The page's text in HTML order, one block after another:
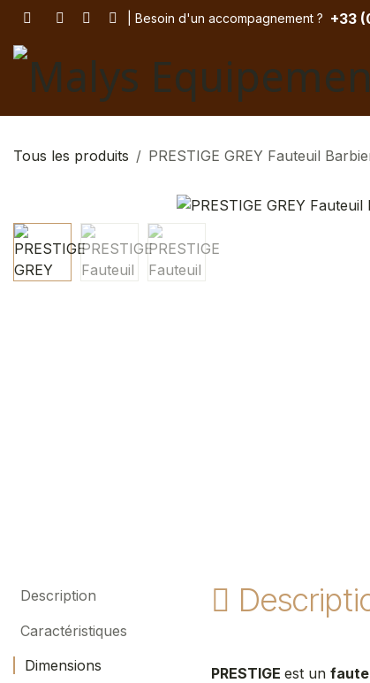
Se rendre au contenu| Besoin d'un accompagnement ? ​ +33 (
Tous les produits PRESTIGE GREY Fauteuil
Description
Caractéristiques
Dimensions
PRESTIGE est un